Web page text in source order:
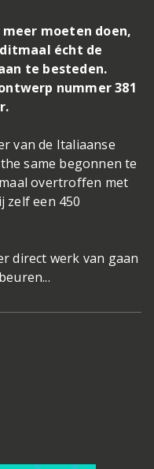
moeten doen,
écht de
te besteden.
nummer 381
van de Italiaanse
same begonnen te
overtroffen met
zelf een 450
direct werk van gaan